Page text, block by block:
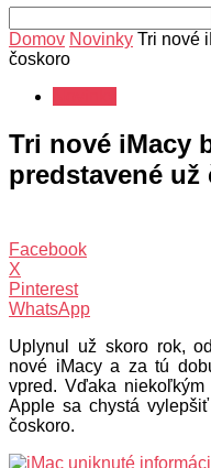
Domov Novinky Tri nové
čoskoro
Tri nové iMacy
predstavené už
Facebook
X
Pinterest
WhatsApp
Uplynul už skoro rok,
nové iMacy a za tú
vpred. Vďaka
Apple sa chystá
čoskoro.